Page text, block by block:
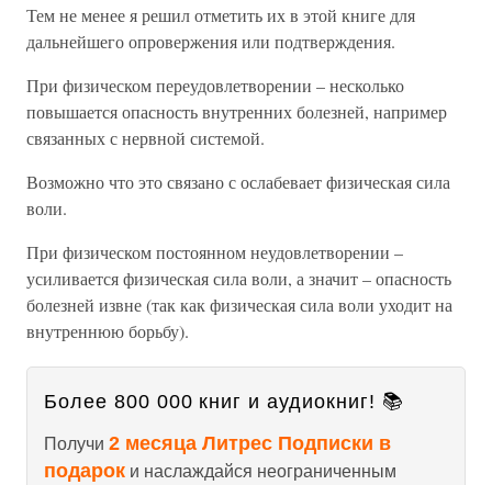
Тем не менее я решил отметить их в этой книге для
дальнейшего опровержения или подтверждения.
При физическом переудовлетворении – несколько
повышается опасность внутренних болезней, например
связанных с нервной системой.
Возможно что это связано с ослабевает физическая сила
воли.
При физическом постоянном неудовлетворении –
усиливается физическая сила воли, а значит – опасность
болезней извне (так как физическая сила воли уходит на
внутреннюю борьбу).
Более 800 000 книг и аудиокниг! 📚
Получи 2 месяца Литрес Подписки в
подарок и наслаждайся неограниченным